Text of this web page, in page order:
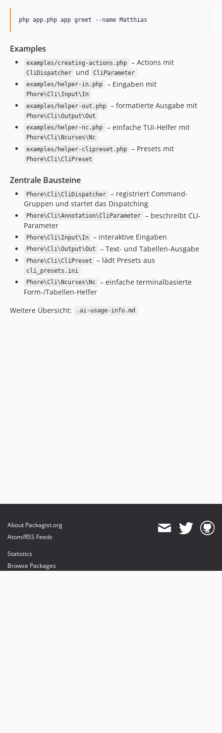
php app.php app greet --name Matthias
Examples
examples/creating-actions.php – Actions mit
CliDispatcher und
CliParameter
examples/helper-in.php
– Eingaben mit
Phore\Cli\Input\In
examples/helper-out.php
– formatierte Ausgabe mit
Phore\Cli\Output\Out
examples/helper-nc.php
– einfache TUI-Helfer mit
Phore\Cli\Ncurses\Nc
examples/helper-clipreset.php
– Presets mit
Phore\Cli\CliPreset
Zentrale Bausteine
Phore\Cli\CliDispatcher
– registriert Command-
Gruppen und startet das Dispatching
Phore\Cli\Annotation\CliParameter
– beschreibt CLI-
Parameter
Phore\Cli\Input\In – interaktive Eingaben
Phore\Cli\Output\Out – Text- und Tabellen-Ausgabe
Phore\Cli\CliPreset – lädt Presets aus
cli_presets.ini
Phore\Cli\Ncurses\Nc
– einfache terminalbasierte
Form-/Tabellen-Helfer
Weitere Übersicht:
.ai-usage-info.md
About Packagist.org
Atom/RSS Feeds
Statistics
Browse Packages